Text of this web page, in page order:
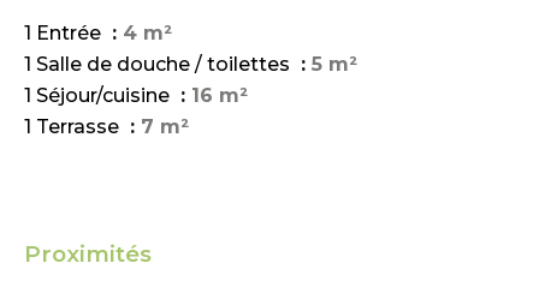
1 Entrée
4 m²
1 Salle de douche / toilettes
5 m²
1 Séjour/cuisine
16 m²
1 Terrasse
7 m²
Proximités